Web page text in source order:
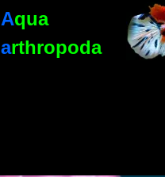
Aqua
arthropoda